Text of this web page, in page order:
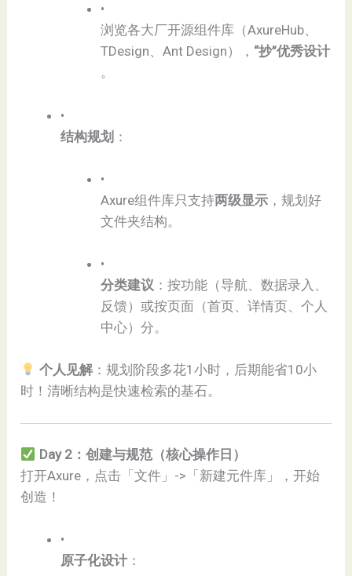
•
浏览各大厂开源组件库（AxureHub、
TDesign、Ant Design），​ ​“抄”优秀设计​
。
•
​结构规划​ ​：
•
Axure组件库只支持​​两级显示​ ​，规划好
文件夹结构。
•
​分类建议​ ​：按功能（导航、数据录入、
反馈）或按页面（首页、详情页、个人
中心）分。
个人见解​​：规划阶段多花1小时，后期能省10小
时！清晰结构是快速检索的基石。
Day 2：创建与规范（核心操作日）​
打开Axure，点击「文件」->「新建元件库」，开始
创造！
•
​原子化设计​ ​：